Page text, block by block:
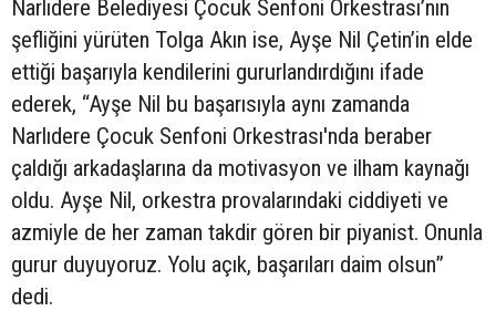
Narlıdere Belediyesi Çocuk Senfoni Orkestrası’nın
şefliğini yürüten Tolga Akın ise, Ayşe Nil Çetin’in elde
ettiği başarıyla kendilerini gururlandırdığını ifade
ederek, “Ayşe Nil bu başarısıyla aynı zamanda
Narlıdere Çocuk Senfoni Orkestrası'nda beraber
çaldığı arkadaşlarına da motivasyon ve ilham kaynağı
oldu. Ayşe Nil, orkestra provalarındaki ciddiyeti ve
azmiyle de her zaman takdir gören bir piyanist. Onunla
gurur duyuyoruz. Yolu açık, başarıları daim olsun”
dedi.